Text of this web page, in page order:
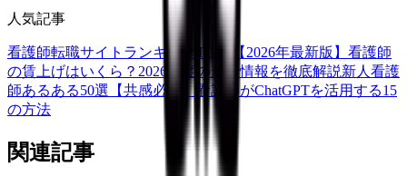
人気記事
看護師転職サイトランキングTOP5【2026年最新版】 看護師
の賃上げはいくら？2026年度の最新情報を徹底解説新人看護
師あるある50選【共感必至】 看護師がChatGPTを活用する15
の方法
関連記事